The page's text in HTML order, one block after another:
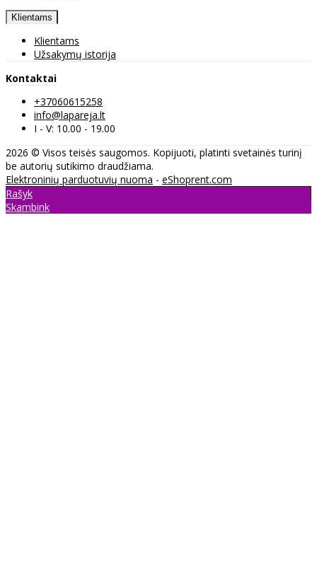
Klientams
Klientams
Užsakymų istorija
Kontaktai
+37060615258
info@lapareja.lt
I - V: 10.00 - 19.00
2026 © Visos teisės saugomos. Kopijuoti, platinti svetainės turinį
be autorių sutikimo draudžiama.
Elektroninių parduotuvių nuoma - eShoprent.com
Rašyk
Skambink